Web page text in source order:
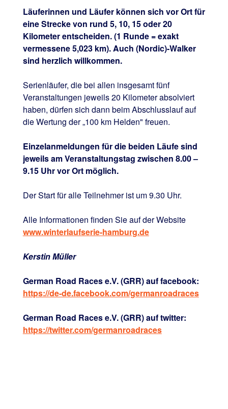
Läuferinnen und Läufer können sich vor Ort für
eine Strecke von rund 5, 10, 15 oder 20
Kilometer entscheiden. (1 Runde = exakt
vermessene 5,023 km). Auch (Nordic)-Walker
sind herzlich willkommen.
Serienläufer, die bei allen insgesamt fünf
Veranstaltungen jeweils 20 Kilometer absolviert
haben, dürfen sich dann beim Abschlusslauf auf
die Wertung der „100 km Helden" freuen.
Einzelanmeldungen für die beiden Läufe sind
jeweils am Veranstaltungstag zwischen 8.00 –
9.15 Uhr vor Ort möglich.
Der Start für alle Teilnehmer ist um 9.30 Uhr.
Alle Informationen finden Sie auf der Website
www.winterlaufserie-hamburg.de
Kerstin Müller
German Road Races e.V. (GRR) auf facebook:
https://de-de.facebook.com/germanroadraces
German Road Races e.V. (GRR) auf twitter:
https://twitter.com/germanroadraces